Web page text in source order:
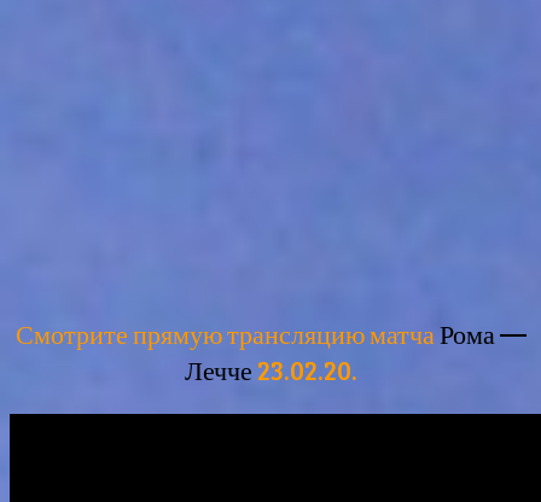
Смотрите прямую трансляцию матчаРома —
Лечче 23.02.20.